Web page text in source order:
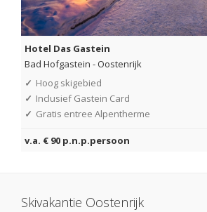
Hotel Das Gastein
Bad Hofgastein -Oostenrijk
✓ Hoog skigebied
✓ Inclusief Gastein Card
✓ Gratis entree Alpentherme
v.a. € 90 p.n.p.persoon
Skivakantie Oostenrijk